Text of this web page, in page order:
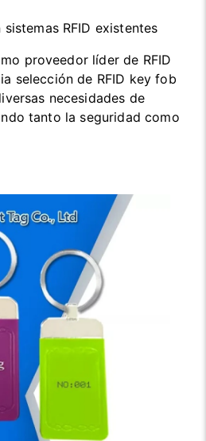
RFID existentes
proveedor líder de RFID
selección de RFID key fob
necesidades de
tanto la seguridad como